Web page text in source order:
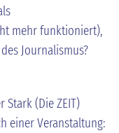
mehr funktioniert),
Journalismus?
Stark (Die ZEIT)
einer Veranstaltung: